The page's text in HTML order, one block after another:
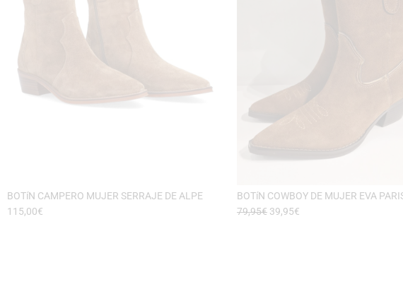
BOTíN CAMPERO MUJER SERRAJE DE ALPE
115,00€
BOTíN COWBOY DE MUJER EVA
79,95€ 39,95€